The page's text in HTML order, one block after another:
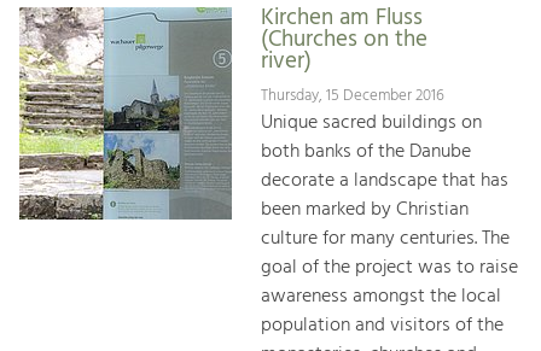
Kirchen am Fluss
(Churches on the
river)
Thursday, 15 December 2016
Unique sacred buildings on
both banks of the Danube
decorate a landscape that has
been marked by Christian
culture for many centuries. The
goal of the project was to raise
awareness amongst the local
population and visitors of the